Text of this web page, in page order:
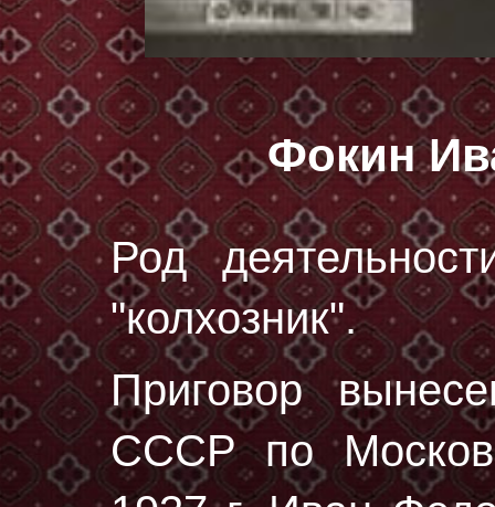
Фокин
Род
"колхозник".
Приговор
СССР по